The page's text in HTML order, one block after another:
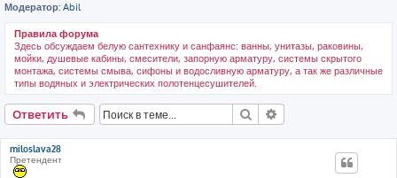
Модератор: Abil
Правила форума
Здесь обсуждаем белую сантехнику и санфаянс: ванны, унитазы, раковины,
мойки, душевые кабины, смесители, запорную арматуру, системы скрытого
монтажа, системы смыва, сифоны и водосливную арматуру, а так же различные
типы водяных и электрических полотенцесушителей.
Ответить Поиск
miloslava28
Претендент